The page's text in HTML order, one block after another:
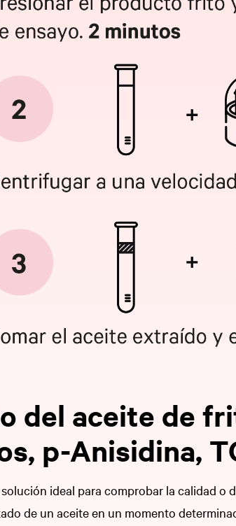
del aceite de
p-Anisidina,
solución ideal para comprobar la calidad
de un aceite en un momento